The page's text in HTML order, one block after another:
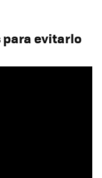
para evitarlo